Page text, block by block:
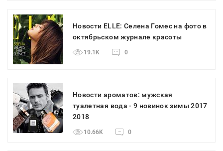
Новости ELLE: Селена Гомес на фото в
октябрьском журнале красоты
19.1K 0
Новости ароматов: мужская
туалетная вода - 9 новинок зимы 2017
2018
10.66K 0